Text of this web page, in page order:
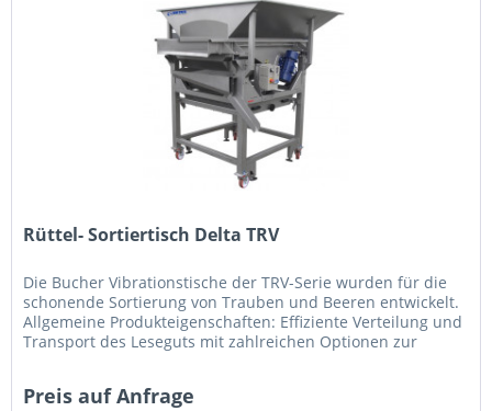
Rüttel- Sortiertisch Delta TRV
Die Bucher Vibrationstische der TRV-Serie wurden für die
schonende Sortierung von Trauben und Beeren entwickelt.
Allgemeine Produkteigenschaften: Effiziente Verteilung und
Transport des Leseguts mit zahlreichen Optionen zur
Preis auf Anfrage